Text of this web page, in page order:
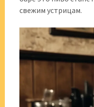
свежим устрицам.